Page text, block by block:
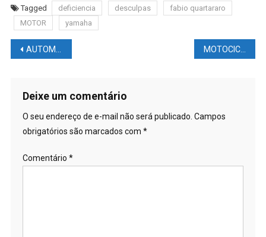
Tagged deficiencia desculpas
fabio quartararo
MOTOR
yamaha
Navegação
Post
AUTOMOBILISMO NEWS – F1: FIA pode encurtar zonas DRS em 2023
Deixe um comentário
O seu endereço de e-mail não será publicado. Campos
obrigatórios são marcados com *
Comentário *